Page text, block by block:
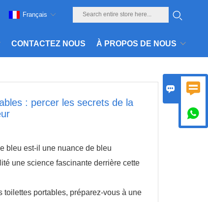
CONTACTEZ NOUS À PROPOS DE NOUS
Français
: percer les secrets de la
bleu est-il une nuance de bleu
une science fascinante derrière cette
portables, préparez-vous à une
 
